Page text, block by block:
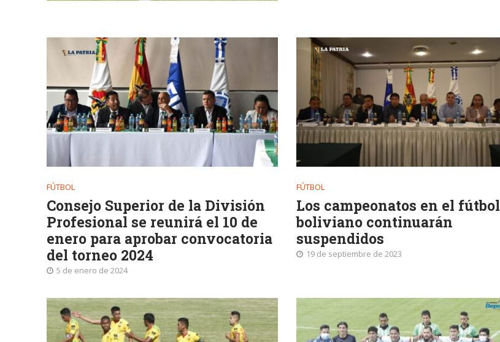
FÚTBOL
Consejo Superior de la División
Profesional se reunirá el 10 de
enero para aprobar convocatoria
del torneo 2024
5 de enero de 2024
FÚTBOL
Los campeonatos en el fútbol
boliviano continuarán
suspendidos
19 de septiembre de 2023